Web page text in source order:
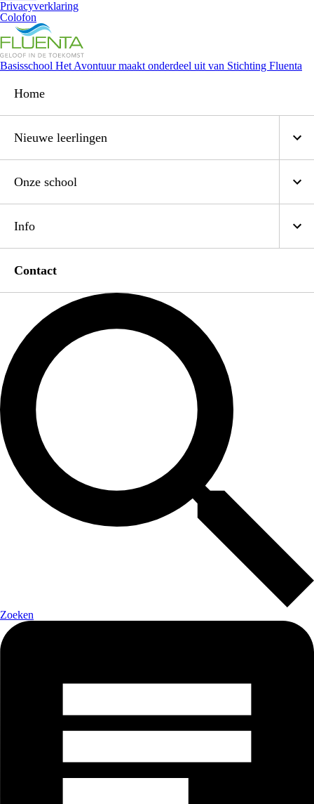
Privacyverklaring
Colofon
Basisschool Het Avontuur maakt onderdeel uit van Stichting Fluenta
Home
Nieuwe leerlingen
Onze school
Info
Contact
Zoeken